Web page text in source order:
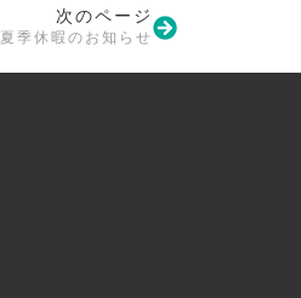
次のページ
夏季休暇のお知らせ